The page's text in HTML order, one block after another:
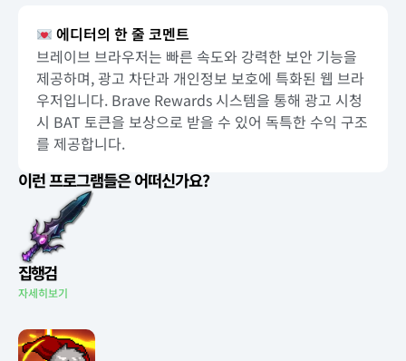
에디터의 한 줄 코멘트
브레이브 브라우저는 빠른 속도와 강력한 보안 기능을
제공하며, 광고 차단과 개인정보 보호에 특화된 웹 브라
우저입니다. Brave Rewards 시스템을 통해 광고 시청
시 BAT 토큰을 보상으로 받을 수 있어 독특한 수익 구조
를 제공합니다.
이런 프로그램들은 어떠신가요?
집행검
자세히보기